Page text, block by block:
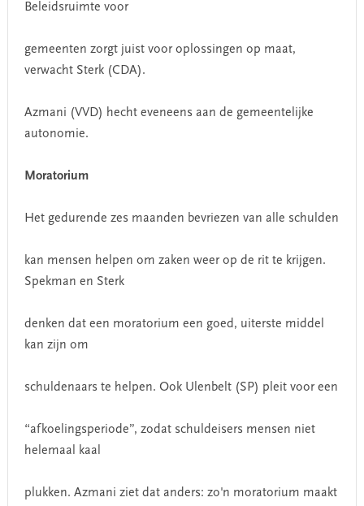
Beleidsruimte voor
gemeenten zorgt juist voor oplossingen op maat,
verwacht Sterk (CDA).
Azmani (VVD) hecht eveneens aan de gemeentelijke
autonomie.
Moratorium
Het gedurende zes maanden bevriezen van alle schulden
kan mensen helpen om zaken weer op de rit te krijgen.
Spekman en Sterk
denken dat een moratorium een goed, uiterste middel
kan zijn om
schuldenaars te helpen. Ook Ulenbelt (SP) pleit voor een
“afkoelingsperiode”, zodat schuldeisers mensen niet
helemaal kaal
plukken. Azmani ziet dat anders: zo'n moratorium maakt